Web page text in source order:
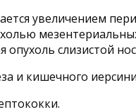
увеличением
слизистой
и кишечного